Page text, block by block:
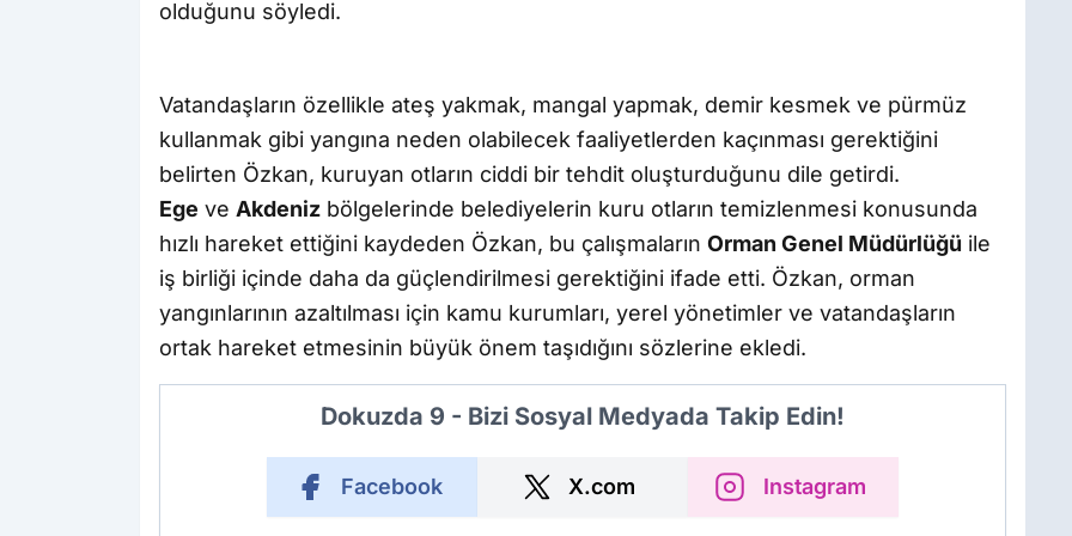
olduğunu söyledi.
Vatandaşların özellikle ateş yakmak, mangal yapmak, demir kesmek ve pürmüz
kullanmak gibi yangına neden olabilecek faaliyetlerden kaçınması gerektiğini
belirten Özkan, kuruyan otların ciddi bir tehdit oluşturduğunu dile getirdi.
Ege ve Akdeniz bölgelerinde belediyelerin kuru otların temizlenmesi konusunda
hızlı hareket ettiğini kaydeden Özkan, bu çalışmaların Orman Genel Müdürlüğü ile
iş birliği içinde daha da güçlendirilmesi gerektiğini ifade etti. Özkan, orman
yangınlarının azaltılması için kamu kurumları, yerel yönetimler ve vatandaşların
ortak hareket etmesinin büyük önem taşıdığını sözlerine ekledi.
Dokuzda 9 - Bizi Sosyal Medyada Takip Edin!
Facebook X.com Instagram